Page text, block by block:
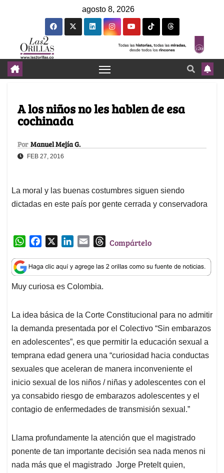
agosto 8, 2026
A los niños no les hablen de esa
cochinada
Por Manuel Mejía G.
FEB 27, 2016
La moral y las buenas costumbres siguen siendo
dictadas en este país por gente cerrada y conservadora
W
a
t
s
p
p
c
e
b
o
k
n
k
e
I
n
a
i
l
T
r
e
s
Compártelo
Muy curiosa es Colombia.
La idea básica de la Corte Constitucional para no admitir
la demanda presentada por el Colectivo “Sin embarazos
en adolescentes”, es que permitir la educación sexual a
temprana edad genera una “curiosidad hacia conductas
sexuales que aceleran de manera inconveniente el
inicio sexual de los niños / niñas y adolescentes con el
ya consabido riesgo de embarazos adolescentes y el
contagio de enfermedades de transmisión sexual.”
Llama profundamente la atención que el magistrado
ponente de tan importante decisión sea nada menos ni
nada más que el magistrado Jorge Pretelt quien,